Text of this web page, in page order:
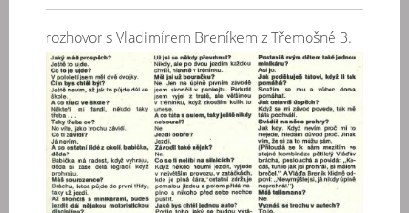
rozhovor s Vladimírem Breníkem z Třemošné 3.